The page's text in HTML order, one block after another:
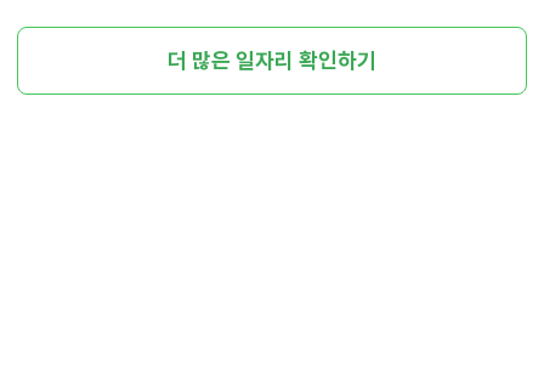
더 많은 일자리 확인하기